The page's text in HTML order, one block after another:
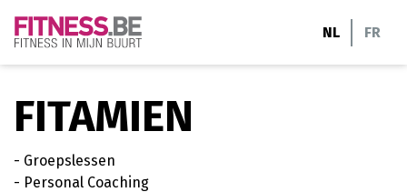
NL FR
FITAMIEN
- Groepslessen
- Personal Coaching